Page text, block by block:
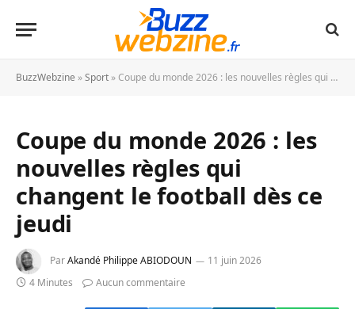
BuzzWebzine »Sport » Coupe du monde 2026 : les nouvelles règles qui changent le football dès ce jeudi
Coupe du monde 2026 : les
nouvelles règles qui
changent le football dès ce
jeudi
ParAkandé Philippe ABIODOUN
11 juin 2026
4 Minutes
Aucun commentaire